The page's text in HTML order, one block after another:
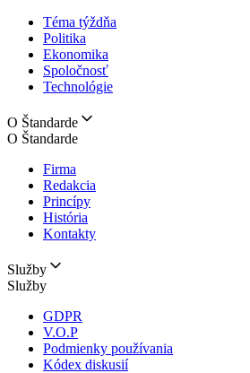
Téma týždňa
Politika
Ekonomika
Spoločnosť
Technológie
O Štandarde
O Štandarde
Firma
Redakcia
Princípy
História
Kontakty
Služby
Služby
GDPR
V.O.P
Podmienky používania
Kódex diskusií